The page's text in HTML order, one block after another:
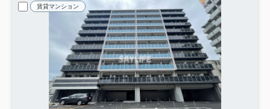
賃貸マンション